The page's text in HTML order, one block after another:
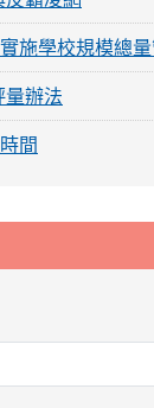
施學校規模總
辦法
間